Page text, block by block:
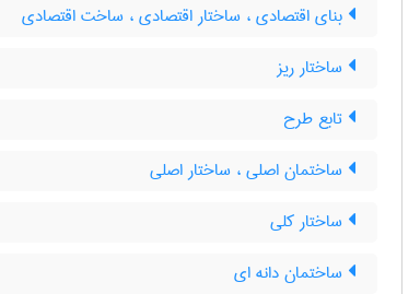
بنای اقتصادی ، ساختار اقتصادی ، ساخت اقتصادی
ساختار ریز
تابع طرح
ساختمان اصلی ، ساختار اصلی
ساختار کلی
ساختمان دانه ای